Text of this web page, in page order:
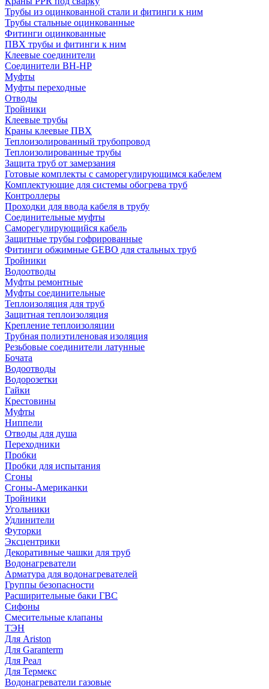
Трубы из оцинкованной стали и фитинги к ним
Трубы стальные оцинкованные
Фитинги оцинкованные
ПВХ трубы и фитинги к ним
Клеевые соединители
Соединители ВН-НР
Муфты
Муфты переходные
Отводы
Тройники
Клеевые трубы
Краны клеевые ПВХ
Теплоизолированный трубопровод
Теплоизолированные трубы
Защита труб от замерзания
Готовые комплекты с саморегулирующимся кабелем
Комплектующие для системы обогрева труб
Контроллеры
Проходки для ввода кабеля в трубу
Соединительные муфты
Саморегулирующийся кабель
Защитные трубы гофрированные
Фитинги обжимные GEBO для стальных труб
Тройники
Водоотводы
Муфты ремонтные
Муфты соединительные
Теплоизоляция для труб
Защитная теплоизоляция
Крепление теплоизоляции
Трубная полиэтиленовая изоляция
Резьбовые соединители латунные
Бочата
Водоотводы
Водорозетки
Гайки
Крестовины
Муфты
Ниппели
Отводы для душа
Переходники
Пробки
Пробки для испытания
Сгоны
Сгоны-Американки
Тройники
Угольники
Удлинители
Футорки
Эксцентрики
Декоративные чашки для труб
Водонагреватели
Арматура для водонагревателей
Группы безопасности
Расширительные баки ГВС
Сифоны
Смесительные клапаны
ТЭН
Для Ariston
Для Garanterm
Для Реал
Для Термекс
Водонагреватели газовые